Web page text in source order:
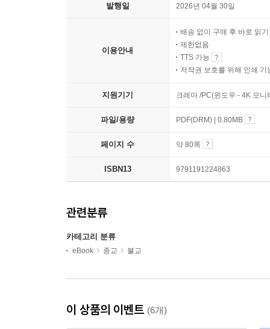
발행일 2026년 04월 30일
이용안내
배송 없이 구매 후 바로 읽기
제한없음
TTS 가능
저작권 보호를 위해 인쇄 기
지원기기 크레마 /PC(윈도우 - 4K 모
파일/용량 PDF(DRM) | 0.80MB
페이지 수 약 80쪽
ISBN13 9791191224863
관련분류
카테고리 분류
eBook 종교 불교
이 상품의 이벤트 (6개)